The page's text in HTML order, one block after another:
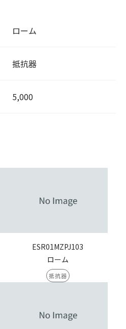
ローム
抵抗器
5,000
ESR01MZPJ103
ローム
抵抗器